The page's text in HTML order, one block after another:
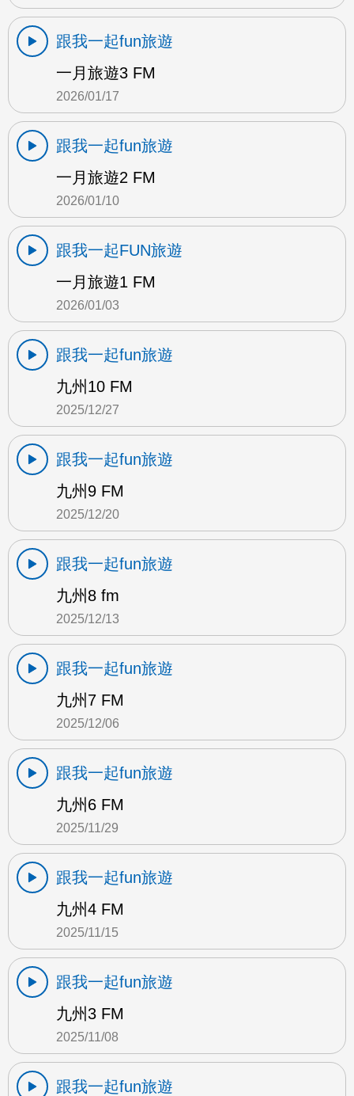
跟我一起fun旅遊
一月旅遊3 FM
2026/01/17
跟我一起fun旅遊
一月旅遊2 FM
2026/01/10
跟我一起FUN旅遊
一月旅遊1 FM
2026/01/03
跟我一起fun旅遊
九州10 FM
2025/12/27
跟我一起fun旅遊
九州9 FM
2025/12/20
跟我一起fun旅遊
九州8 fm
2025/12/13
跟我一起fun旅遊
九州7 FM
2025/12/06
跟我一起fun旅遊
九州6 FM
2025/11/29
跟我一起fun旅遊
九州4 FM
2025/11/15
跟我一起fun旅遊
九州3 FM
2025/11/08
跟我一起fun旅遊